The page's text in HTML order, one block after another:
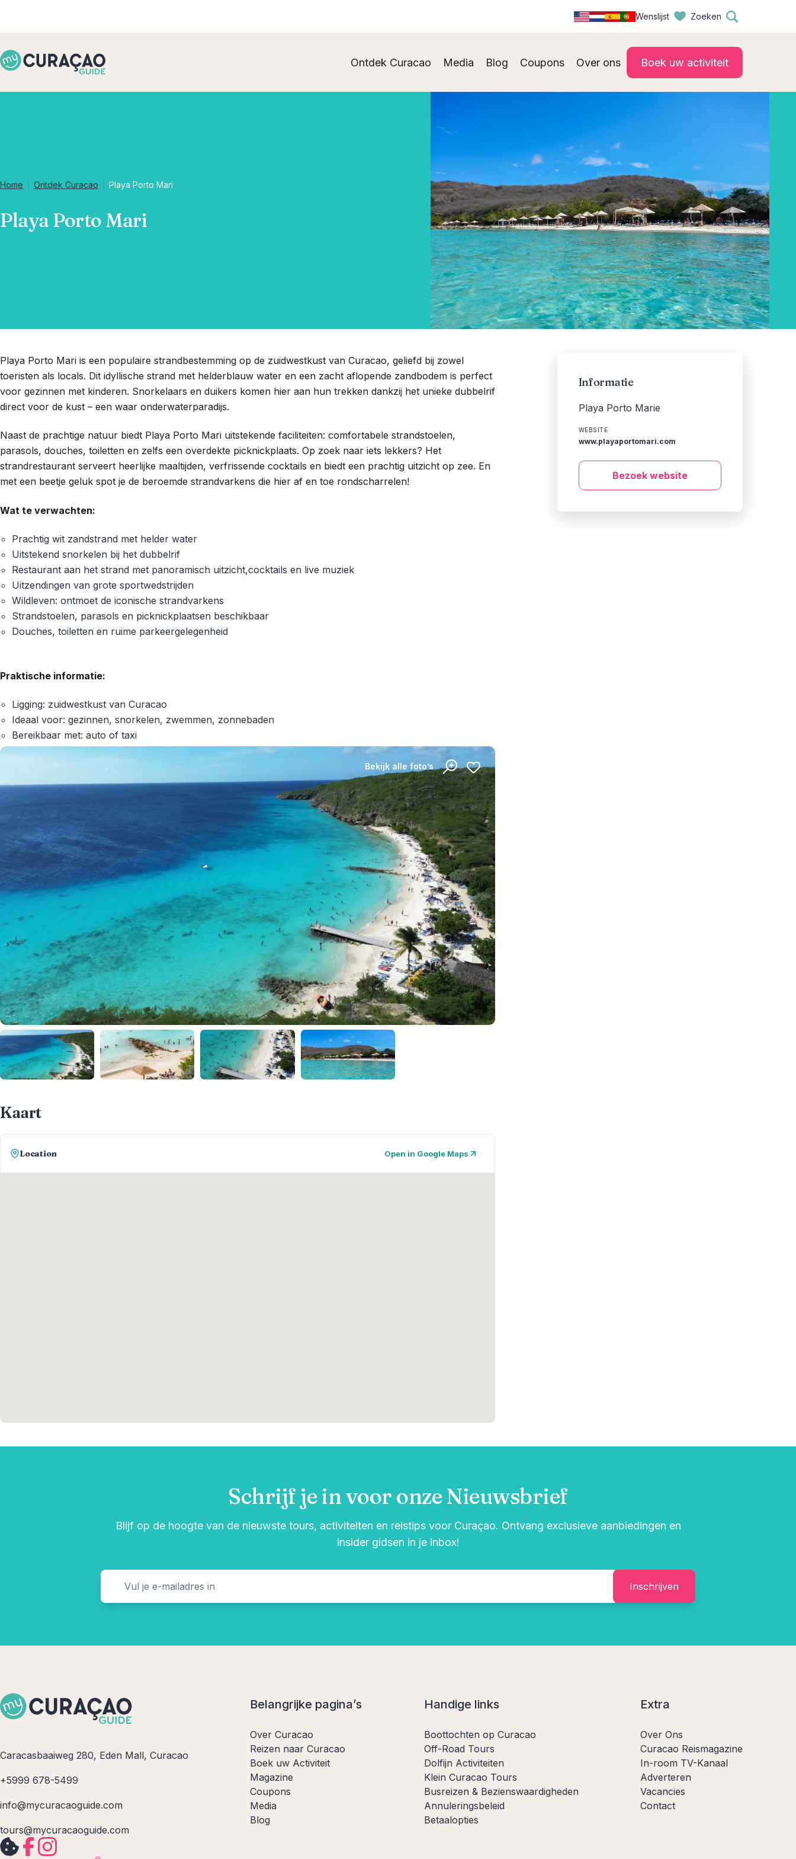
Wenslijst Zoeken
Ontdek Curacao Media Blog Coupons Over ons Boek uw activiteit
Home Ontdek Curacao Playa Porto Mari
Playa Porto Mari
Playa Porto Mari is een populaire strandbestemming op de zuidwestkust van Curacao, geliefd bij zowel
toeristen als locals. Dit idyllische strand met helderblauw water en een zacht aflopende zandbodem is perfect
voor gezinnen met kinderen. Snorkelaars en duikers komen hier aan hun trekken dankzij het unieke dubbelrif
direct voor de kust – een waar onderwaterparadijs.
Naast de prachtige natuur biedt Playa Porto Mari uitstekende faciliteiten: comfortabele strandstoelen,
parasols, douches, toiletten en zelfs een overdekte picknickplaats. Op zoek naar iets lekkers? Het
strandrestaurant serveert heerlijke maaltijden, verfrissende cocktails en biedt een prachtig uitzicht op zee. En
met een beetje geluk spot je de beroemde strandvarkens die hier af en toe rondscharrelen!
Wat te verwachten:
Prachtig wit zandstrand met helder water
Uitstekend snorkelen bij het dubbelrif
Restaurant aan het strand met panoramisch uitzicht,cocktails en live muziek
Uitzendingen van grote sportwedstrijden
Wildleven: ontmoet de iconische strandvarkens
Strandstoelen, parasols en picknickplaatsen beschikbaar
Douches, toiletten en ruime parkeergelegenheid
Praktische informatie:
Ligging: zuidwestkust van Curacao
Ideaal voor: gezinnen, snorkelen, zwemmen, zonnebaden
Bereikbaar met: auto of taxi
Bekijk alle foto’s
Kaart
Location Open in Google Maps
Informatie
Playa Porto Marie
WEBSITE
www.playaportomari.com
Bezoek website
Schrijf je in voor onze Nieuwsbrief
Blijf op de hoogte van de nieuwste tours, activiteiten en reistips voor Curaçao. Ontvang exclusieve aanbiedingen en
insider gidsen in je inbox!
Inschrijven
Caracasbaaiweg 280, Eden Mall, Curacao
+5999 678-5499
info@mycuracaoguide.com
tours@mycuracaoguide.com
Belangrijke pagina’s
Over Curacao
Reizen naar Curacao
Boek uw Activiteit
Magazine
Coupons
Media
Blog
Handige links
Boottochten op Curacao
Off-Road Tours
Dolfijn Activiteiten
Klein Curacao Tours
Busreizen & Bezienswaardigheden
Annuleringsbeleid
Betaalopties
Extra
Over Ons
Curacao Reismagazine
In-room TV-Kanaal
Adverteren
Vacancies
Contact